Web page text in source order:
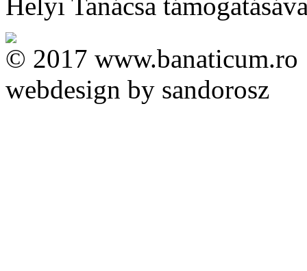
© 2017 www.banaticum.ro
webdesign by sandorosz